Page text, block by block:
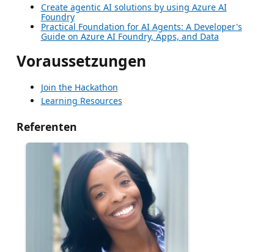
Create agentic AI solutions by using Azure AI
Foundry
Practical Foundation for AI Agents: A Developer's
Guide on Azure AI Foundry, Apps, and Data
Voraussetzungen
Join the Hackathon
Learning Resources
Referenten